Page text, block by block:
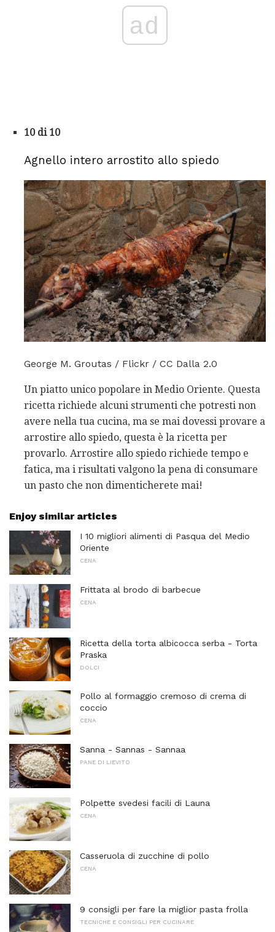
ad
10 di 10
Agnello intero arrostito allo spiedo
George M. Groutas / Flickr / CC Dalla 2.0
Un piatto unico popolare in Medio Oriente. Questa
ricetta richiede alcuni strumenti che potresti non
avere nella tua cucina, ma se mai dovessi provare a
arrostire allo spiedo, questa è la ricetta per
provarlo. Arrostire allo spiedo richiede tempo e
fatica, ma i risultati valgono la pena di consumare
un pasto che non dimenticherete mai!
Enjoy similar articles
I 10 migliori alimenti di Pasqua del Medio
Oriente
CENA
Frittata al brodo di barbecue
CENA
Ricetta della torta albicocca serba - Torta
Praska
DOLCI
Pollo al formaggio cremoso di crema di
coccio
CENA
Sanna - Sannas - Sannaa
PANE DI LIEVITO
Polpette svedesi facili di Launa
CENA
Casseruola di zucchine di pollo
CENA
9 consigli per fare la miglior pasta frolla
TECNICHE E CONSIGLI PER CUCINARE